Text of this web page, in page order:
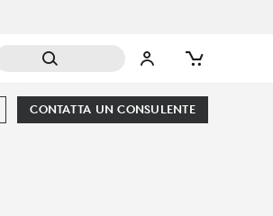
CONTATTA UN CONSULENTE